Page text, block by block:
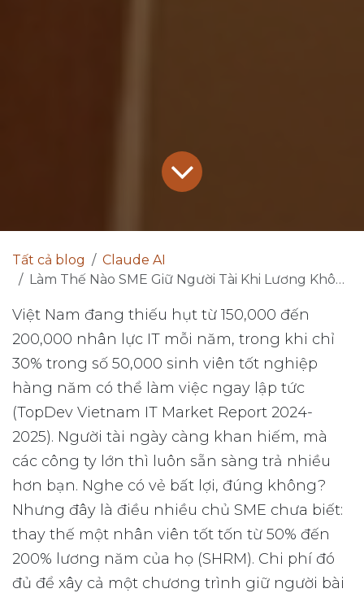
Tất cả blog
Claude AI
Làm Thế Nào SME Giữ Người Tài Khi Lương Không Bằng FAANG?
Việt Nam đang thiếu hụt từ 150,000 đến
200,000 nhân lực IT mỗi năm, trong khi chỉ
30% trong số 50,000 sinh viên tốt nghiệp
hàng năm có thể làm việc ngay lập tức
(TopDev Vietnam IT Market Report 2024-
2025). Người tài ngày càng khan hiếm, mà
các công ty lớn thì luôn sẵn sàng trả nhiều
hơn bạn. Nghe có vẻ bất lợi, đúng không?
Nhưng đây là điều nhiều chủ SME chưa biết:
thay thế một nhân viên tốt tốn từ 50% đến
200% lương năm của họ (SHRM). Chi phí đó
đủ để xây cả một chương trình giữ người bài